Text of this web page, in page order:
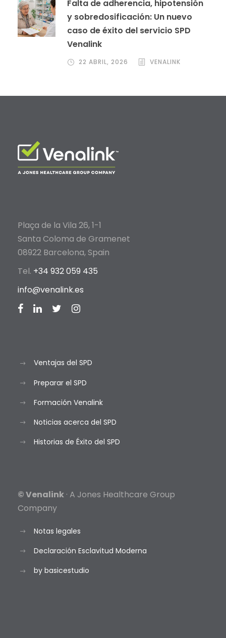
Falta de adherencia, hipotensión
y sobredosificación: Un nuevo
caso de éxito del servicio SPD
Venalink
22 ABRIL, 2026 VENALINK
Plaça de la Vila 26, 1-1
Santa Coloma de Gramenet
08922 Barcelona, Spain
Tel. +34 932 059 435
info@venalink.es
Ventajas del SPD
Preparar el SPD
Formación Venalink
Noticias acerca del SPD
Historias de Éxito del SPD
© Venalink · A Jones Healthcare Group
Company
Notas legales
Declaración Esclavitud Moderna
by basicestudio